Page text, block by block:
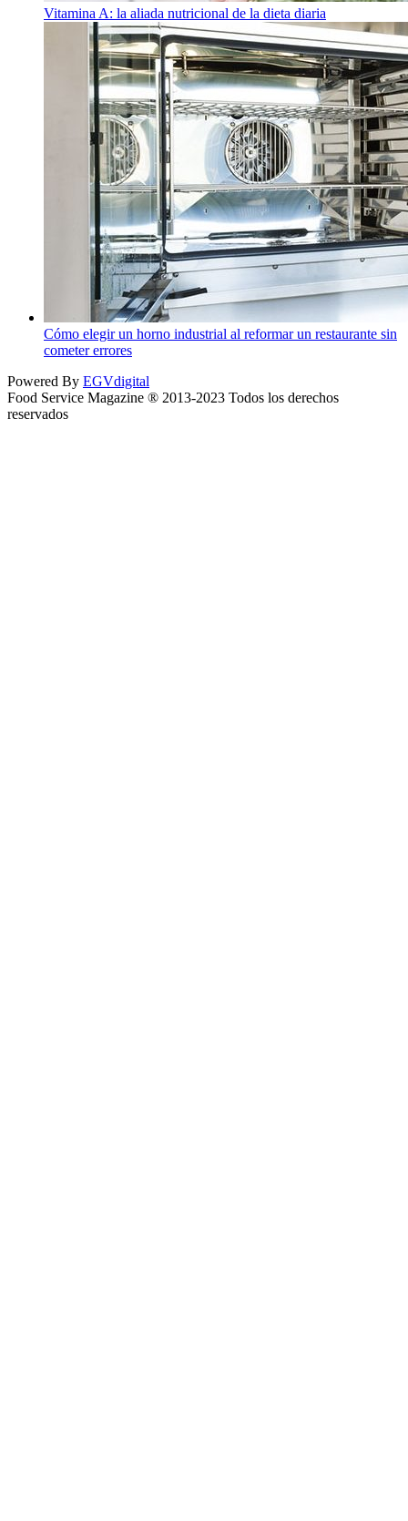
Vitamina A: la aliada nutricional de la dieta diaria
Cómo elegir un horno industrial al reformar un restaurante sin
cometer errores
Powered By EGVdigital
Food Service Magazine ® 2013-2023 Todos los derechos
reservados